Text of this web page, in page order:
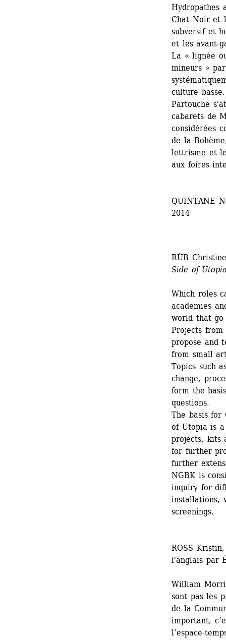
Hydropathes
Chat Noir et
subversif et
et les avant-
La « lignée
mineurs »
culture
Partouche
cabarets de
considérées
de la
lettrisme et
aux foires
QUINTANE
2014
RÜB
Side of
Which roles
academies
world that go
Projects
propose and
from small
Topics such
change,
form the
questions.
The basis for
of Utopia is a
projects, kits
for further
further
NGBK is
inquiry for
installations,
screenings.
ROSS
l'anglais par
William
sont pas les
de la
important,
l’espace-